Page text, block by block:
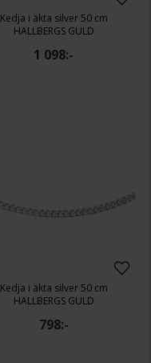
Kedja i äkta silver 50 cm
HALLBERGS GULD
1 098:-
Kedja i äkta silver 50 cm
HALLBERGS GULD
798:-